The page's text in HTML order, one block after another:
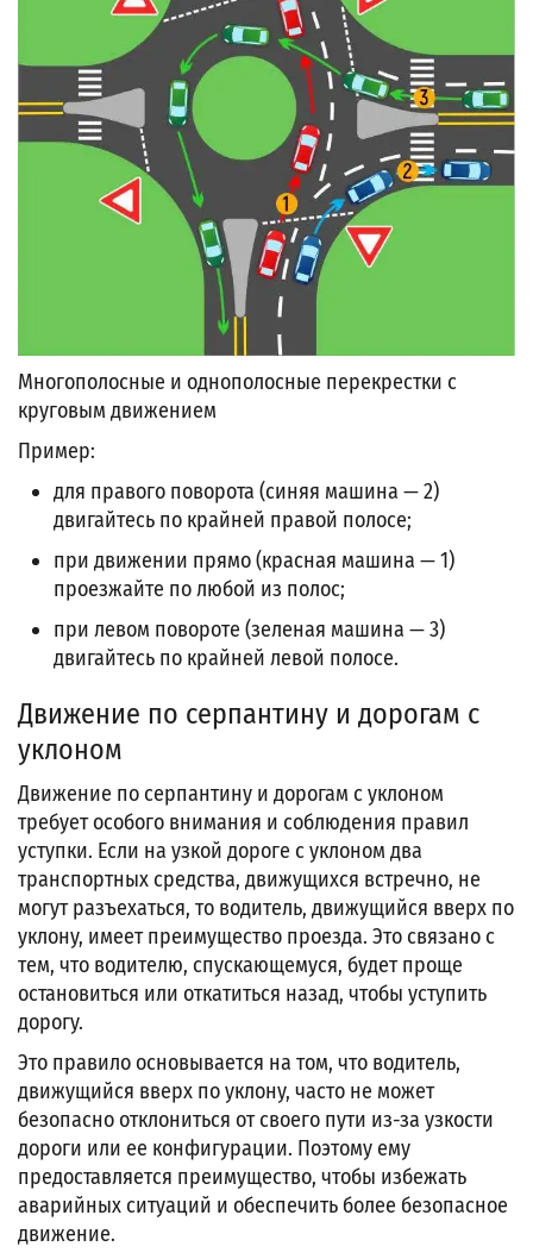
Многополосные и однополосные перекрестки с
круговым движением
Пример:
для правого поворота (синяя машина — 2)
двигайтесь по крайней правой полосе;
при движении прямо (красная машина — 1)
проезжайте по любой из полос;
при левом повороте (зеленая машина — 3)
двигайтесь по крайней левой полосе.
Движение по серпантину и дорогам с
уклоном
Движение по серпантину и дорогам с уклоном
требует особого внимания и соблюдения правил
уступки. Если на узкой дороге с уклоном два
транспортных средства, движущихся встречно, не
могут разъехаться, то водитель, движущийся вверх по
уклону, имеет преимущество проезда. Это связано с
тем, что водителю, спускающемуся, будет проще
остановиться или откатиться назад, чтобы уступить
дорогу.
Это правило основывается на том, что водитель,
движущийся вверх по уклону, часто не может
безопасно отклониться от своего пути из-за узкости
дороги или ее конфигурации. Поэтому ему
предоставляется преимущество, чтобы избежать
аварийных ситуаций и обеспечить более безопасное
движение.